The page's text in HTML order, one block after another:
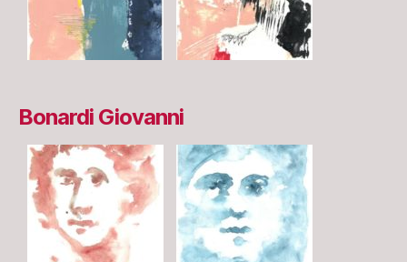
Bonardi Giovanni